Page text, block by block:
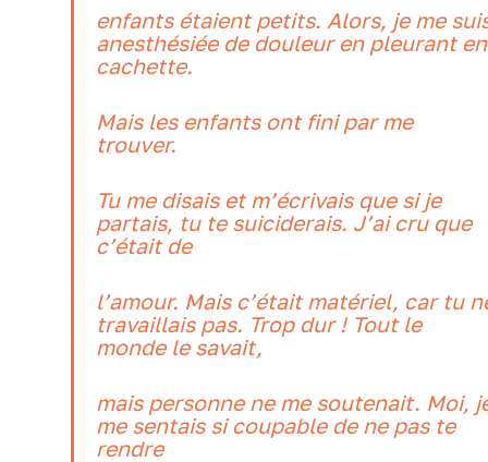
enfants étaient petits. Alors, je me
anesthésiée de douleur en pleurant en
cachette.
Mais les enfants ont fini par me
trouver.
Tu me disais et m’écrivais que si je
partais, tu te suiciderais. J’ai cru que
c’était de
l’amour. Mais c’était matériel, car tu
travaillais pas. Trop dur ! Tout le
monde le savait,
mais personne ne me soutenait. Moi,
me sentais si coupable de ne pas te
rendre